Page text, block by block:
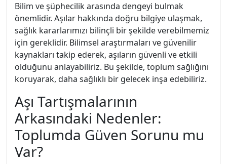
Bilim ve şüphecilik arasında dengeyi bulmak
önemlidir. Aşılar hakkında doğru bilgiye ulaşmak,
sağlık kararlarımızı bilinçli bir şekilde verebilmemiz
için gereklidir. Bilimsel araştırmaları ve güvenilir
kaynakları takip ederek, aşıların güvenli ve etkili
olduğunu anlayabiliriz. Bu şekilde, toplum sağlığını
koruyarak, daha sağlıklı bir gelecek inşa edebiliriz.
Aşı Tartışmalarının
Arkasındaki Nedenler:
Toplumda Güven Sorunu mu
Var?